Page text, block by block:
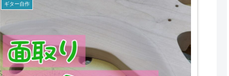
ギター自作